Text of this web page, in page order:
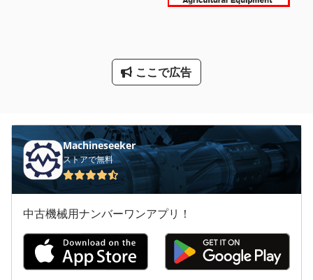
ここで広告
Machineseeker
ストアで無料
中古機械用ナンバーワンアプリ！